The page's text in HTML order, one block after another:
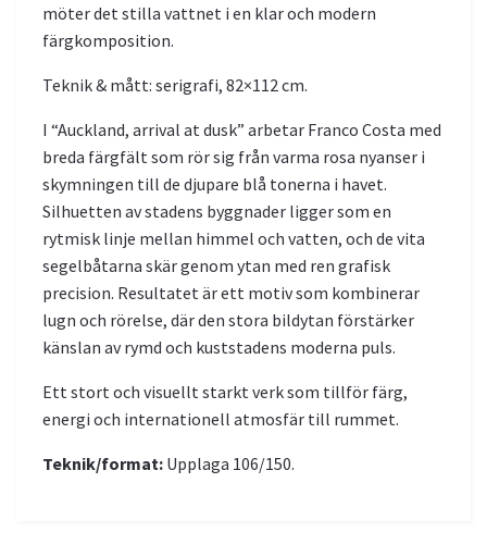
möter det stilla vattnet i en klar och modern
färgkomposition.
Teknik & mått: serigrafi, 82×112 cm.
I “Auckland, arrival at dusk” arbetar Franco Costa med
breda färgfält som rör sig från varma rosa nyanser i
skymningen till de djupare blå tonerna i havet.
Silhuetten av stadens byggnader ligger som en
rytmisk linje mellan himmel och vatten, och de vita
segelbåtarna skär genom ytan med ren grafisk
precision. Resultatet är ett motiv som kombinerar
lugn och rörelse, där den stora bildytan förstärker
känslan av rymd och kuststadens moderna puls.
Ett stort och visuellt starkt verk som tillför färg,
energi och internationell atmosfär till rummet.
Teknik/format: Upplaga 106/150.